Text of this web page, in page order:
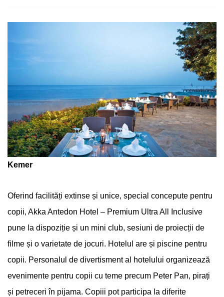
Kemer
Oferind facilități extinse și unice, special concepute pentru
copii, Akka Antedon Hotel – Premium Ultra All Inclusive
pune la dispoziție și un mini club, sesiuni de proiecții de
filme și o varietate de jocuri. Hotelul are și piscine pentru
copii. Personalul de divertisment al hotelului organizează
evenimente pentru copii cu teme precum Peter Pan, pirați
și petreceri în pijama. Copiii pot participa la diferite